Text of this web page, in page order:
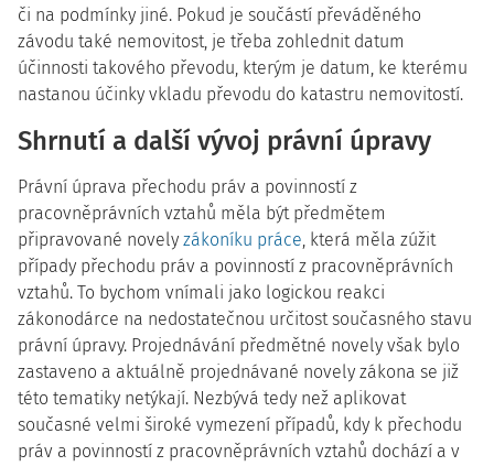
či na podmínky jiné. Pokud je součástí převáděného
závodu také nemovitost, je třeba zohlednit datum
účinnosti takového převodu, kterým je datum, ke kterému
nastanou účinky vkladu převodu do katastru nemovitostí.
Shrnutí a další vývoj právní úpravy
Právní úprava přechodu práv a povinností z
pracovněprávních vztahů měla být předmětem
připravované novely zákoníku práce, která měla zúžit
případy přechodu práv a povinností z pracovněprávních
vztahů. To bychom vnímali jako logickou reakci
zákonodárce na nedostatečnou určitost současného stavu
právní úpravy. Projednávání předmětné novely však bylo
zastaveno a aktuálně projednávané novely zákona se již
této tematiky netýkají. Nezbývá tedy než aplikovat
současné velmi široké vymezení případů, kdy k přechodu
práv a povinností z pracovněprávních vztahů dochází a v